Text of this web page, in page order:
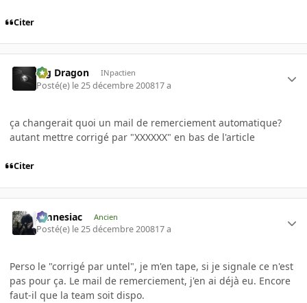
Citer
Big Dragon INpactien
Posté(e) le 25 décembre 200817 a
ça changerait quoi un mail de remerciement automatique?
autant mettre corrigé par "XXXXXX" en bas de l'article
Citer
Amnesiac Ancien
Posté(e) le 25 décembre 200817 a
Perso le "corrigé par untel", je m'en tape, si je signale ce n'est
pas pour ça. Le mail de remerciement, j'en ai déjà eu. Encore
faut-il que la team soit dispo.